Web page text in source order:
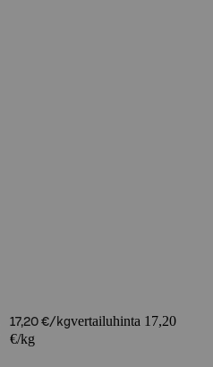
17,20 €/kgvertailuhinta 17,20
€/kg